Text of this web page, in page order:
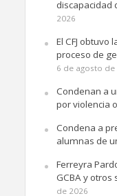
discapacidad
2026
El CFJ obtuvo
proceso de
6 de agosto de
Condenan a
por violencia
Condena a
alumnas de
Ferreyra
GCBA y
de 2026